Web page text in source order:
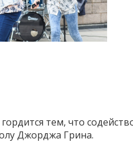
тем, что
Джорджа Грина.